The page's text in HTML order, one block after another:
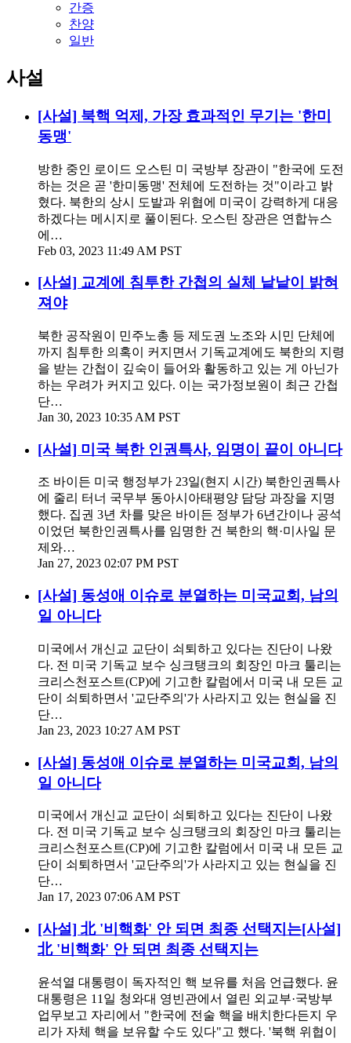
간증
찬양
일반
사설
[사설] 북핵 억제, 가장 효과적인 무기는 '한미
동맹'
방한 중인 로이드 오스틴 미 국방부 장관이 "한국에 도전
하는 것은 곧 '한미동맹' 전체에 도전하는 것"이라고 밝
혔다. 북한의 상시 도발과 위협에 미국이 강력하게 대응
하겠다는 메시지로 풀이된다. 오스틴 장관은 연합뉴스
에…
Feb 03, 2023 11:49 AM PST
[사설] 교계에 침투한 간첩의 실체 낱낱이 밝혀
져야
북한 공작원이 민주노총 등 제도권 노조와 시민 단체에
까지 침투한 의혹이 커지면서 기독교계에도 북한의 지령
을 받는 간첩이 깊숙이 들어와 활동하고 있는 게 아닌가
하는 우려가 커지고 있다. 이는 국가정보원이 최근 간첩
단…
Jan 30, 2023 10:35 AM PST
[사설] 미국 북한 인권특사, 임명이 끝이 아니다
조 바이든 미국 행정부가 23일(현지 시간) 북한인권특사
에 줄리 터너 국무부 동아시아태평양 담당 과장을 지명
했다. 집권 3년 차를 맞은 바이든 정부가 6년간이나 공석
이었던 북한인권특사를 임명한 건 북한의 핵·미사일 문
제와…
Jan 27, 2023 02:07 PM PST
[사설] 동성애 이슈로 분열하는 미국교회, 남의
일 아니다
미국에서 개신교 교단이 쇠퇴하고 있다는 진단이 나왔
다. 전 미국 기독교 보수 싱크탱크의 회장인 마크 툴리는
크리스천포스트(CP)에 기고한 칼럼에서 미국 내 모든 교
단이 쇠퇴하면서 '교단주의'가 사라지고 있는 현실을 진
단…
Jan 23, 2023 10:27 AM PST
[사설] 동성애 이슈로 분열하는 미국교회, 남의
일 아니다
미국에서 개신교 교단이 쇠퇴하고 있다는 진단이 나왔
다. 전 미국 기독교 보수 싱크탱크의 회장인 마크 툴리는
크리스천포스트(CP)에 기고한 칼럼에서 미국 내 모든 교
단이 쇠퇴하면서 '교단주의'가 사라지고 있는 현실을 진
단…
Jan 17, 2023 07:06 AM PST
[사설] 北 '비핵화' 안 되면 최종 선택지는[사설]
北 '비핵화' 안 되면 최종 선택지는
윤석열 대통령이 독자적인 핵 보유를 처음 언급했다. 윤
대통령은 11일 청와대 영빈관에서 열린 외교부·국방부
업무보고 자리에서 "한국에 전술 핵을 배치한다든지 우
리가 자체 핵을 보유할 수도 있다"고 했다. '북핵 위협이